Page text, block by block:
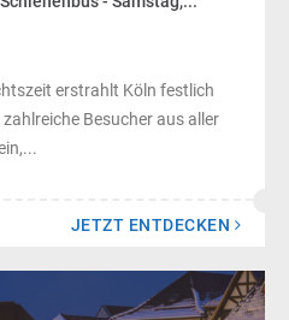
erstrahlt Köln festlich
Besucher aus aller
JETZT ENTDECKEN